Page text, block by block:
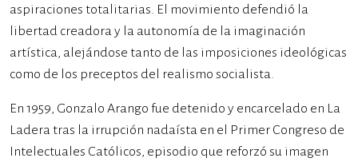
aspiraciones totalitarias. El movimiento defendió la
libertad creadora y la autonomía de la imaginación
artística, alejándose tanto de las imposiciones ideológicas
como de los preceptos del realismo socialista.
En 1959, Gonzalo Arango fue detenido y encarcelado en La
Ladera tras la irrupción nadaísta en el Primer Congreso de
Intelectuales Católicos, episodio que reforzó su imagen